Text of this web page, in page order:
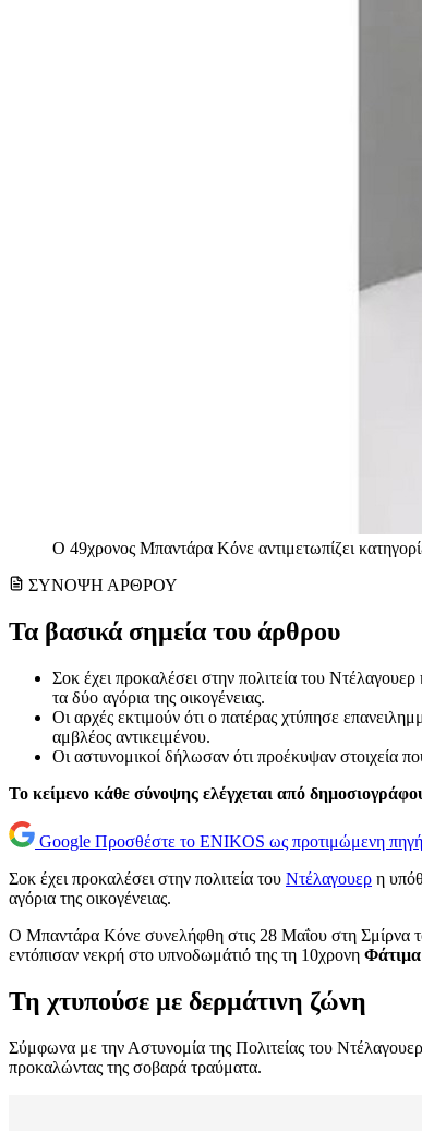
Ο 49χρονος Μπαντάρα Κόνε αντιμετωπίζει
ΣΥΝΟΨΗ ΑΡΘΡΟΥ
Τα βασικά σημεία του άρθρου
Σοκ έχει προκαλέσει στην πολιτεία του
τα δύο αγόρια της οικογένειας.
Οι αρχές εκτιμούν ότι ο πατέρας χτύπησε
αμβλέος αντικειμένου.
Οι αστυνομικοί δήλωσαν ότι προέκυψαν στοιχεία
Το κείμενο κάθε σύνοψης ελέγχεται από
Google Προσθέστε το ENIKOS ως προτιμώμενη
Σοκ έχει προκαλέσει στην πολιτεία του Ντέλαγουερ η
αγόρια της οικογένειας.
Ο Μπαντάρα Κόνε συνελήφθη στις 28 Μαΐου στη Σμίρνα
εντόπισαν νεκρή στο υπνοδωμάτιό της τη 10χρονη
Τη χτυπούσε με δερμάτινη ζώνη
Σύμφωνα με την Αστυνομία της Πολιτείας του
προκαλώντας της σοβαρά τραύματα.